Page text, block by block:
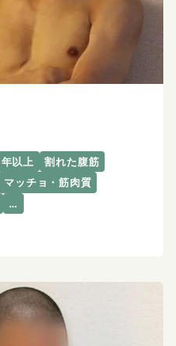
以上
割れた腹筋
マッチョ・筋肉質
…